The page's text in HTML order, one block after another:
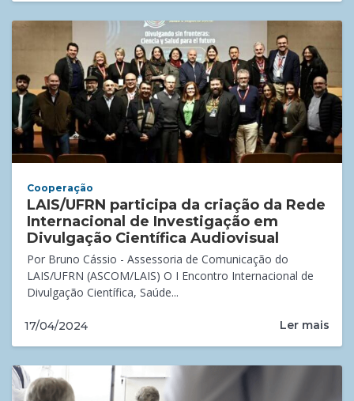
Cooperação
LAIS/UFRN participa da criação da Rede
Internacional de Investigação em
Divulgação Científica Audiovisual
Por Bruno Cássio - Assessoria de Comunicação do
LAIS/UFRN (ASCOM/LAIS) O I Encontro Internacional de
Divulgação Científica, Saúde...
17/04/2024 Ler mais